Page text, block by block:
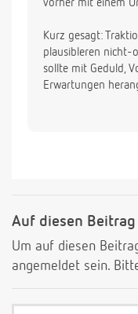
vorher mit einem
Kurz gesagt:
plausibleren nicht-
sollte mit Geduld,
Erwartungen
Auf diesen
Um auf diesen
angemeldet sein.